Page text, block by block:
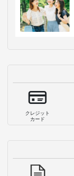
クレジット
カード